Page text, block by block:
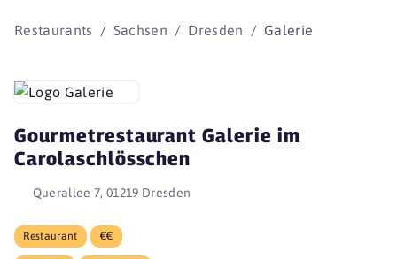
Restaurants Sachsen Dresden Galerie
Gourmetrestaurant Galerie im
Carolaschlösschen
Querallee 7, 01219 Dresden
Restaurant €€